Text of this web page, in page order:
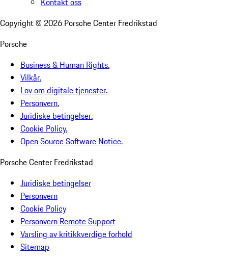
Copyright © 2026 Porsche Center Fredrikstad
Porsche
Business & Human Rights.
Vilkår.
Lov om digitale tjenester.
Personvern.
Juridiske betingelser.
Cookie Policy.
Open Source Software Notice.
Porsche Center Fredrikstad
Juridiske betingelser
Personvern
Cookie Policy
Personvern Remote Support
Varsling av kritikkverdige forhold
Sitemap